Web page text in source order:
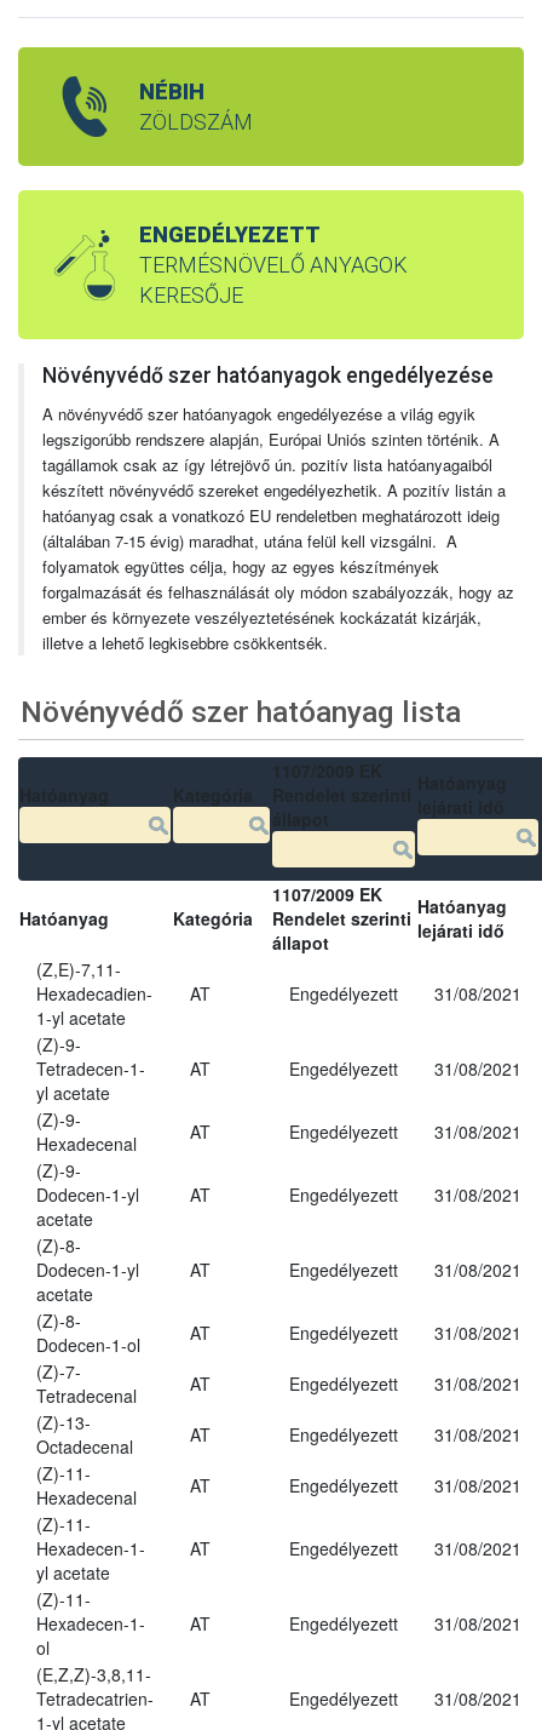
NÉBIH
ZÖLDSZÁM
ENGEDÉLYEZETT
TERMÉSNÖVELŐ ANYAGOK
KERESŐJE
Növényvédő szer hatóanyagok engedélyezése
A növényvédő szer hatóanyagok engedélyezése a világ egyik
legszigorúbb rendszere alapján, Európai Uniós szinten történik. A
tagállamok csak az így létrejövő ún. pozitív lista hatóanyagaiból
készített növényvédő szereket engedélyezhetik. A pozitív listán a
hatóanyag csak a vonatkozó EU rendeletben meghatározott ideig
(általában 7-15 évig) maradhat, utána felül kell vizsgálni. A
folyamatok együttes célja, hogy az egyes készítmények
forgalmazását és felhasználását oly módon szabályozzák, hogy az
ember és környezete veszélyeztetésének kockázatát kizárják,
illetve a lehető legkisebbre csökkentsék.
Növényvédő szer hatóanyag lista
Hatóanyag Kategória
1107/2009 EK
Rendelet szerinti
állapot
Hatóanyag
lejárati idő
(Z,E)-7,11-
Hexadecadien-
1-yl acetate
AT Engedélyezett 31/08/2021
(Z)-9-
Tetradecen-1-
yl acetate
AT Engedélyezett 31/08/2021
(Z)-9-
Hexadecenal
AT Engedélyezett
31/08/2021
(Z)-9-
Dodecen-1-yl
acetate
AT Engedélyezett 31/08/2021
(Z)-8-
Dodecen-1-yl
acetate
AT Engedélyezett 31/08/2021
(Z)-8-
Dodecen-1-ol
AT Engedélyezett
31/08/2021
(Z)-7-
Tetradecenal
AT Engedélyezett
31/08/2021
(Z)-13-
Octadecenal
AT Engedélyezett
31/08/2021
(Z)-11-
Hexadecenal
AT Engedélyezett
31/08/2021
(Z)-11-
Hexadecen-1-
yl acetate
AT Engedélyezett 31/08/2021
(Z)-11-
Hexadecen-1-
ol
AT Engedélyezett 31/08/2021
(E,Z,Z)-3,8,11-
Tetradecatrien-
1-yl acetate
AT Engedélyezett 31/08/2021